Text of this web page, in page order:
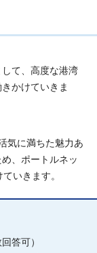
て、高度な港湾
かけていきま
気に満ちた魅力あ
、ポートルネッ
いきます。
答可）